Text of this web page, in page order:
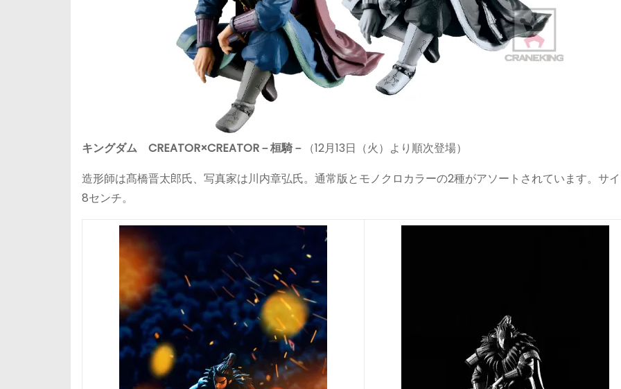
キングダム CREATOR×CREATOR－桓騎－ （12月13日（火）より順次登場）
造形師は髙橋晋太郎氏、写真家は川内章弘氏。通常版とモノクロカラーの2種がアソートされています。サ
8センチ。